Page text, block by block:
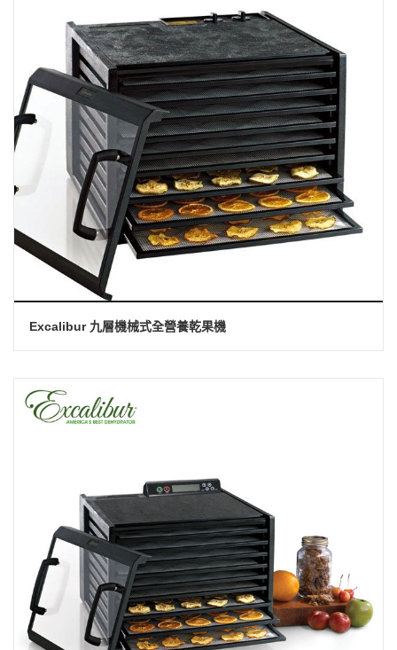
Excalibur 九層機械式全營養乾果機